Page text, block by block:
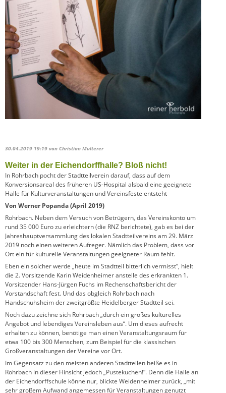
30.04.2019 19:19 von Christian Multerer
Weiter in der Eichendorffhalle? Bloß nicht!
In Rohrbach pocht der Stadtteilverein darauf, dass auf dem
Konversionsareal des früheren US-Hospital alsbald eine geeignete
Halle für Kulturveranstaltungen und Vereinsfeste entsteht
Von Werner Popanda (April 2019)
Rohrbach. Neben dem Versuch von Betrügern, das Vereinskonto um
rund 35 000 Euro zu erleichtern (die RNZ berichtete), gab es bei der
Jahreshauptversammlung des lokalen Stadtteilvereins am 29. März
2019 noch einen weiteren Aufreger. Nämlich das Problem, dass vor
Ort ein für kulturelle Veranstaltungen geeigneter Raum fehlt.
Eben ein solcher werde „heute im Stadtteil bitterlich vermisst“, hielt
die 2. Vorsitzende Karin Weidenheimer anstelle des erkrankten 1.
Vorsitzender Hans-Jürgen Fuchs im Rechenschaftsbericht der
Vorstandschaft fest. Und das obgleich Rohrbach nach
Handschuhsheim der zweitgrößte Heidelberger Stadtteil sei.
Noch dazu zeichne sich Rohrbach „durch ein großes kulturelles
Angebot und lebendiges Vereinsleben aus“. Um dieses aufrecht
erhalten zu können, benötige man einen Veranstaltungsraum für
etwa 100 bis 300 Menschen, zum Beispiel für die klassischen
Großveranstaltungen der Vereine vor Ort.
Im Gegensatz zu den meisten anderen Stadtteilen heiße es in
Rohrbach in dieser Hinsicht jedoch „Pustekuchen!“. Denn die Halle an
der Eichendorffschule könne nur, blickte Weidenheimer zurück, „mit
sehr großem Aufwand angemessen für Veranstaltungen genutzt